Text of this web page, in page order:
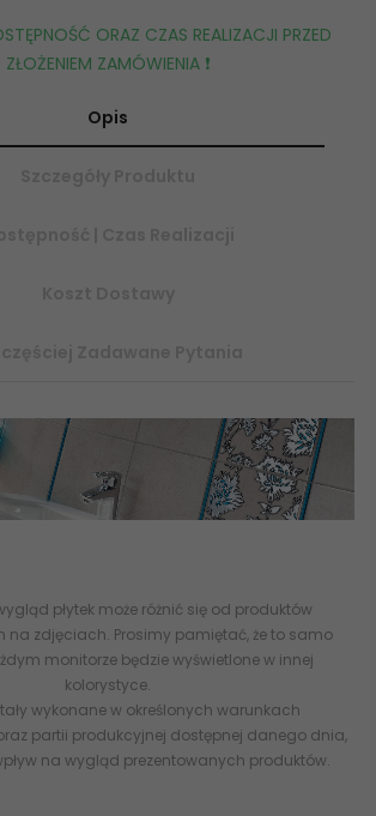
ORAZ CZAS REALIZACJI PRZED
ZŁOŻENIEM ZAMÓWIENIA ❗️
Opis
płytek może różnić się od produktów
na zdjęciach. Prosimy pamiętać, że to samo
monitorze będzie wyświetlone w innej
kolorystyce.
wykonane w określonych warunkach
partii produkcyjnej dostępnej danego dnia,
na wygląd prezentowanych produktów.